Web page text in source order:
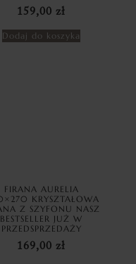
159,00 zł
Dodaj do koszyka
FIRANA AURELIA
KRYSZTAŁOWA
Z SZYFONU NASZ
BESTSELLER JUŻ W
PRZEDSPRZEDAŻY
169,00 zł